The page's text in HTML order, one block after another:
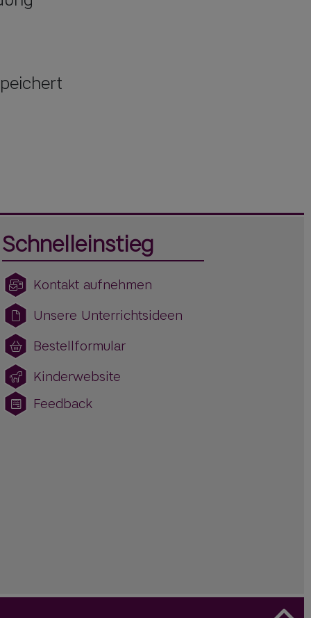
Schnelleinstieg
Kontakt aufnehmen
Unsere Unterrichtsideen
Bestellformular
Kinderwebsite
Feedback